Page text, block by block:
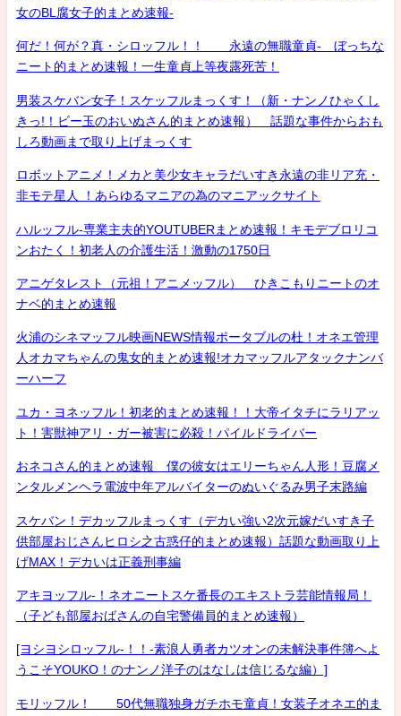
女のBL腐女子的まとめ速報-
何だ！何が？真・シロッフル！！ 永遠の無職童貞- ぼっちな
ニート的まとめ速報！一生童貞上等夜露死苦！
男装スケバン女子！スケッフルまっくす！（新・ナンノひゃくし
きっ!！ビー玉のおいぬさん的まとめ速報） 話題な事件からおも
しろ動画まで取り上げまっくす
ロボットアニメ！メカと美少女キャラだいすき永遠の非リア充・
非モテ星人 ！あらゆるマニアの為のマニアックサイト
ハルッフル-専業主夫的YOUTUBERまとめ速報！キモデブロリコ
ンおたく！初老人の介護生活！激動の1750日
アニゲタレスト（元祖！アニメッフル） ひきこもりニートのオ
ナベ的まとめ速報
火浦のシネマッフル映画NEWS情報ポータブルの杜！オネエ管理
人オカマちゃんの鬼女的まとめ速報!オカマッフルアタックナンバ
ーハーフ
ユカ・ヨネッフル！初老的まとめ速報！！大帝イタチにラリアッ
ト！害獣神アリ・ガー被害に必殺！パイルドライバー
おネコさん的まとめ速報 僕の彼女はエリーちゃん人形！豆腐メ
ンタルメンヘラ電波中年アルバイターのぬいぐるみ男子末路編
スケバン！デカッフルまっくす（デカい強い2次元嫁だいすき子
供部屋おじさんヒロシ之古惑仔的まとめ速報）話題な動画取り上
げMAX！デカいは正義刑事編
アキヨッフル-！ネオニートスケ番長のエキストラ芸能情報局！
（子ども部屋おばさんの自宅警備員的まとめ速報）
[ヨシヨシロッフル-！！-素浪人勇者カツオンの未解決事件簿へよ
うこそYOUKO！のナンノ洋子のはなしは信じるな編）]
モリッフル！ 50代無職独身ガチホモ童貞！女装子オネエ的ま